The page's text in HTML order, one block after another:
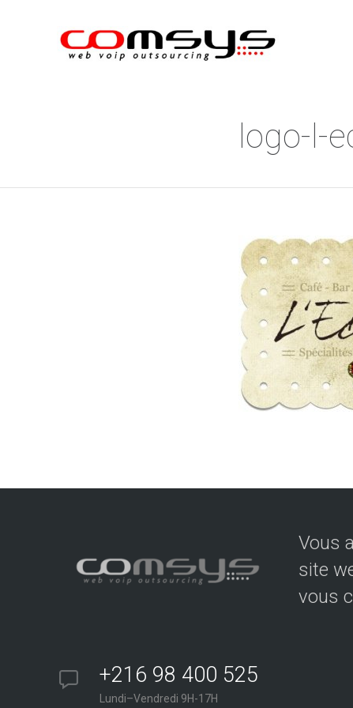
logo-l-
Vous
site
vous
+216 98 400 525
Lundi–Vendredi 9H-17H